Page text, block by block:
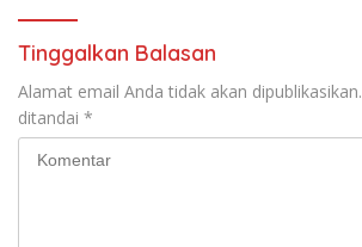
Tinggalkan Balasan
Alamat email Anda tidak akan dipublikasikan.
ditandai *